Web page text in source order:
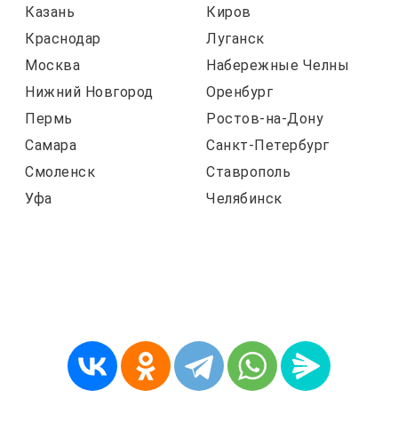
Казань
Киров
Краснодар
Луганск
Москва
Набережные Челны
Нижний Новгород
Оренбург
Пермь
Ростов-на-Дону
Самара
Санкт-Петербург
Смоленск
Ставрополь
Уфа
Челябинск